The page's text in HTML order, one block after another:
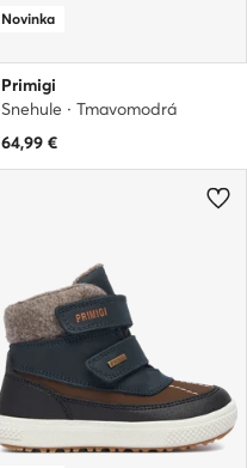
Novinka
Primigi
Snehule · Tmavomodrá
64,99 €